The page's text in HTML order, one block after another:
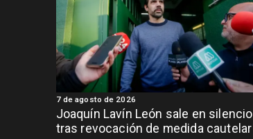
Joaquín Lavín León sale en silencio
tras revocación de medida cautelar
7 de agosto de 2026